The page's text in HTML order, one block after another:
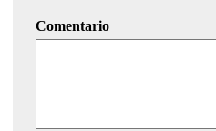
Comentario